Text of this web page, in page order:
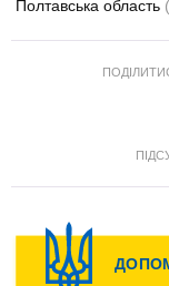
Полтавська область